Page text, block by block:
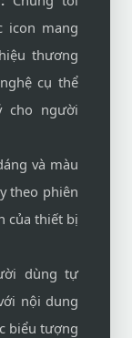
icon mang
thương
cụ thể
cho người
và màu
theo phiên
của thiết bị
dùng tự
nội dung
biểu tượng